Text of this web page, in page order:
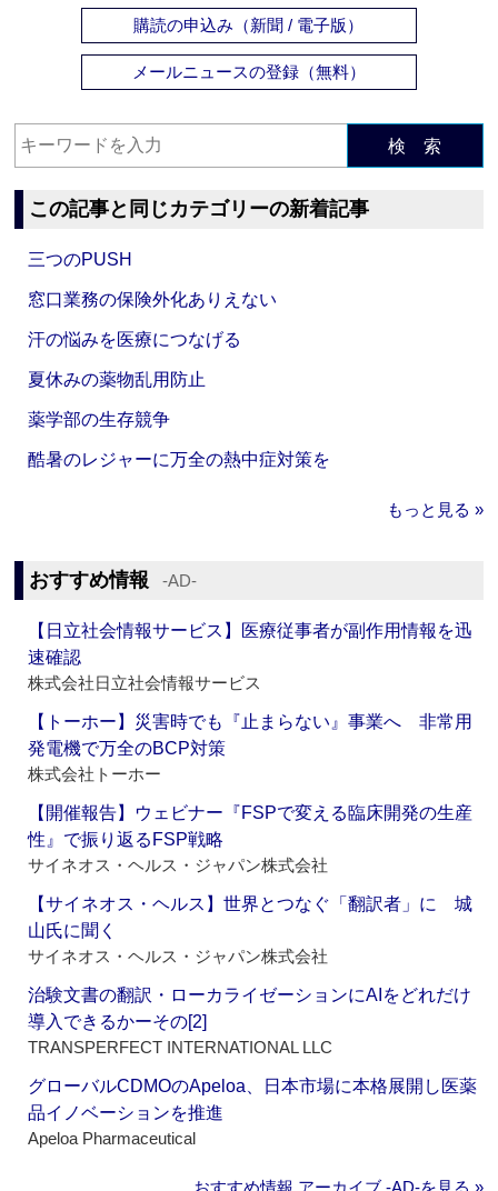
購読の申込み（新聞 / 電子版）
メールニュースの登録（無料）
検 索
この記事と同じカテゴリーの新着記事
三つのPUSH
窓口業務の保険外化ありえない
汗の悩みを医療につなげる
夏休みの薬物乱用防止
薬学部の生存競争
酷暑のレジャーに万全の熱中症対策を
もっと見る »
おすすめ情報 ‐AD‐
【日立社会情報サービス】医療従事者が副作用情報を迅
速確認
株式会社日立社会情報サービス
【トーホー】災害時でも『止まらない』事業へ 非常用
発電機で万全のBCP対策
株式会社トーホー
【開催報告】ウェビナー『FSPで変える臨床開発の生産
性』で振り返るFSP戦略
サイネオス・ヘルス・ジャパン株式会社
【サイネオス・ヘルス】世界とつなぐ「翻訳者」に 城
山氏に聞く
サイネオス・ヘルス・ジャパン株式会社
治験文書の翻訳・ローカライゼーションにAIをどれだけ
導入できるかーその[2]
TRANSPERFECT INTERNATIONAL LLC
グローバルCDMOのApeloa、日本市場に本格展開し医薬
品イノベーションを推進
Apeloa Pharmaceutical